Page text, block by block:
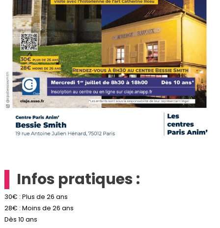
Infos pratiques :
30€ : Plus de 26 ans
28€ : Moins de 26 ans
Dès 10 ans